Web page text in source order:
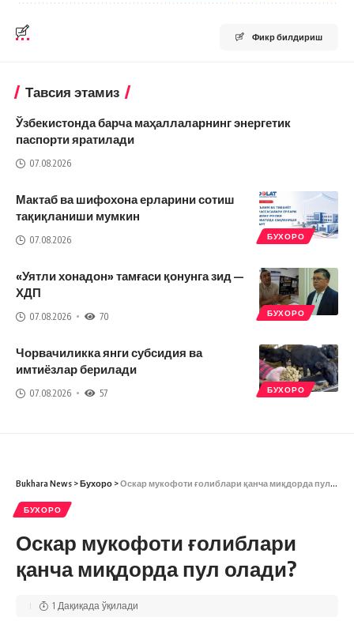
Фикр билдириш
Тавсия этамиз
Ўзбекистонда барча маҳаллаларнинг энергетик
паспорти яратилади
07.08.2026
БУХОРО
Мактаб ва шифохона ерларини сотиш
тақиқланиши мумкин
07.08.2026
БУХОРО
«Уятли хонадон» тамғаси қонунга зид —
ХДП
07.08.2026 70
БУХОРО
Чорвачиликка янги субсидия ва
имтиёзлар берилади
07.08.2026 57
Bukhara News >Бухоро >Оскар мукофоти ғолиблари қанча миқдорда пул олади?
БУХОРО
Оскар мукофоти ғолиблари
қанча миқдорда пул олади?
1 Дақиқада ўқилади